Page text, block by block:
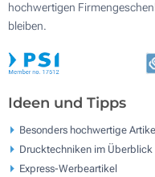
hochwertigen
bleiben.
Ideen und Tipps
Besonders hochwertige
Drucktechniken im Überblick
Express-Werbeartikel